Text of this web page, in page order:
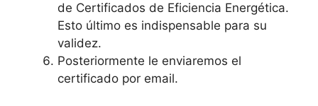
de Certificados de Eficiencia Energética.
Esto último es indispensable para su
validez.
Posteriormente le enviaremos el
certificado por email.